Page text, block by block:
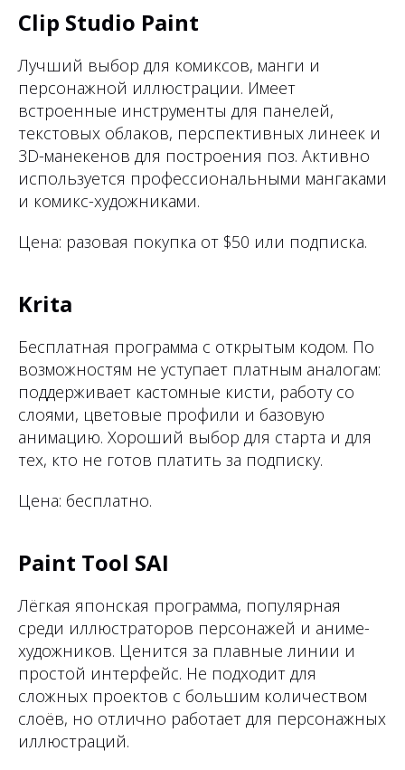
Clip Studio Paint
Лучший выбор для комиксов, манги и
персонажной иллюстрации. Имеет
встроенные инструменты для панелей,
текстовых облаков, перспективных линеек и
3D-манекенов для построения поз. Активно
используется профессиональными мангаками
и комикс-художниками.
Цена: разовая покупка от $50 или подписка.
Krita
Бесплатная программа с открытым кодом. По
возможностям не уступает платным аналогам:
поддерживает кастомные кисти, работу со
слоями, цветовые профили и базовую
анимацию. Хороший выбор для старта и для
тех, кто не готов платить за подписку.
Цена: бесплатно.
Paint Tool SAI
Лёгкая японская программа, популярная
среди иллюстраторов персонажей и аниме-
художников. Ценится за плавные линии и
простой интерфейс. Не подходит для
сложных проектов с большим количеством
слоёв, но отлично работает для персонажных
иллюстраций.